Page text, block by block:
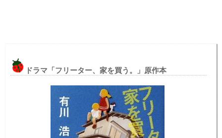
ドラマ「フリーター、家を買う。」原作本